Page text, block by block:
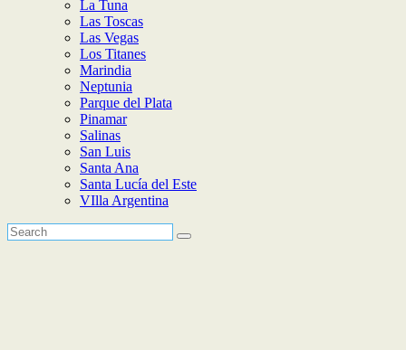
La Tuna
Las Toscas
Las Vegas
Los Titanes
Marindia
Neptunia
Parque del Plata
Pinamar
Salinas
San Luis
Santa Ana
Santa Lucía del Este
VIlla Argentina